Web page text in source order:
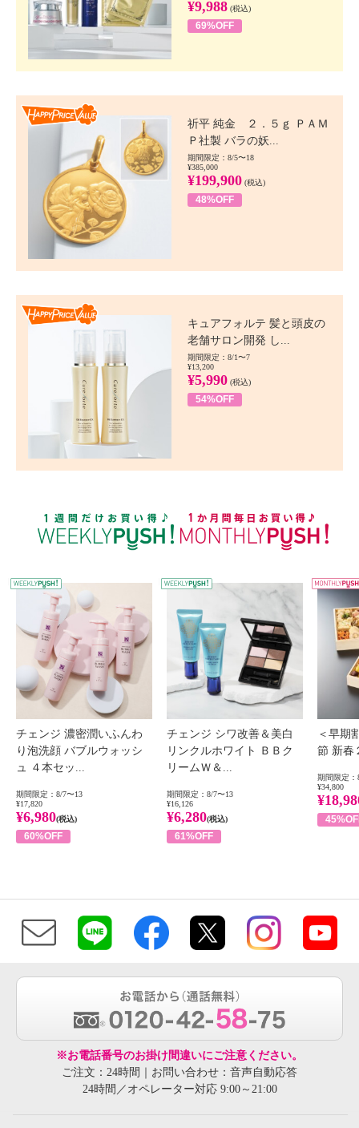
¥9,988 (税込)
69%OFF
祈平 純金 ２．５ｇ ＰＡＭ
Ｐ社製 バラの妖...
期間限定：8/5〜18
¥385,000
¥199,900 (税込)
48%OFF
キュアフォルテ 髪と頭皮の
老舗サロン開発 し...
期間限定：8/1〜7
¥13,200
¥5,990 (税込)
54%OFF
WEEKLY PUSH
チェンジ 濃密潤いふんわ
り泡洗顔 バブルウォッシ
ュ ４本セッ...
期間限定：8/7〜13
¥17,820
¥6,980(税込)
60%OFF
チェンジ シワ改善＆美白
リンクルホワイト ＢＢク
リームＷ＆...
期間限定：8/7〜13
¥16,126
¥6,280(税込)
61%OFF
＜早期
節 新春
期間限定：
¥34,800
※お電話番号のお掛け間違いにご注意ください。
ご注文：24時間｜お問い合わせ：音声自動応答
24時間／オペレーター対応 9:00～21:00